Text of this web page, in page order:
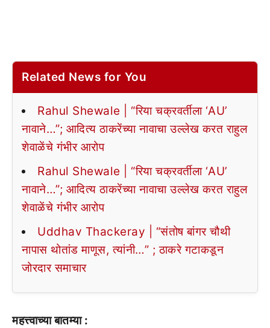
Related News for You
Rahul Shewale | “रिया चक्रवर्तीला ‘AU’
नावाने…”; आदित्य ठाकरेंच्या नावाचा उल्लेख करत राहुल
शेवाळेंचे गंभीर आरोप
Rahul Shewale | “रिया चक्रवर्तीला ‘AU’
नावाने…”; आदित्य ठाकरेंच्या नावाचा उल्लेख करत राहुल
शेवाळेंचे गंभीर आरोप
Uddhav Thackeray | “संतोष बांगर चौथी
नापास थोतांड माणूस, त्यांनी…” ; ठाकरे गटाकडून
जोरदार समाचार
महत्त्वाच्या बातम्या :